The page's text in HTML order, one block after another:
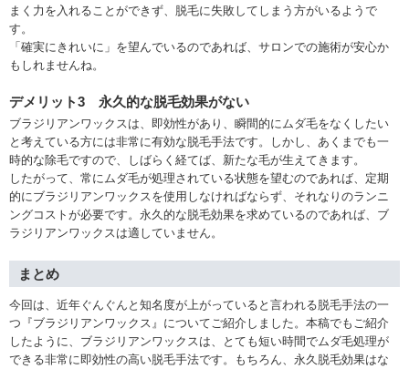
まく力を入れることができず、脱毛に失敗してしまう方がいるようで
す。
「確実にきれいに」を望んでいるのであれば、サロンでの施術が安心か
もしれませんね。
デメリット3 永久的な脱毛効果がない
ブラジリアンワックスは、即効性があり、瞬間的にムダ毛をなくしたい
と考えている方には非常に有効な脱毛手法です。しかし、あくまでも一
時的な除毛ですので、しばらく経てば、新たな毛が生えてきます。
したがって、常にムダ毛が処理されている状態を望むのであれば、定期
的にブラジリアンワックスを使用しなければならず、それなりのランニ
ングコストが必要です。永久的な脱毛効果を求めているのであれば、ブ
ラジリアンワックスは適していません。
まとめ
今回は、近年ぐんぐんと知名度が上がっていると言われる脱毛手法の一
つ『ブラジリアンワックス』についてご紹介しました。本稿でもご紹介
したように、ブラジリアンワックスは、とても短い時間でムダ毛処理が
できる非常に即効性の高い脱毛手法です。もちろん、永久脱毛効果はな